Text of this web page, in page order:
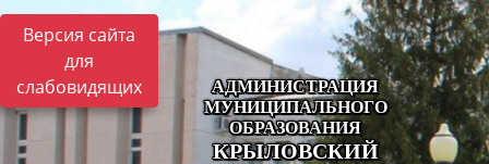
Версия сайта
для
слабовидящих
АДМИНИСТРАЦИЯ
МУНИЦИПАЛЬНОГО
ОБРАЗОВАНИЯ
КРЫЛОВСКИЙ